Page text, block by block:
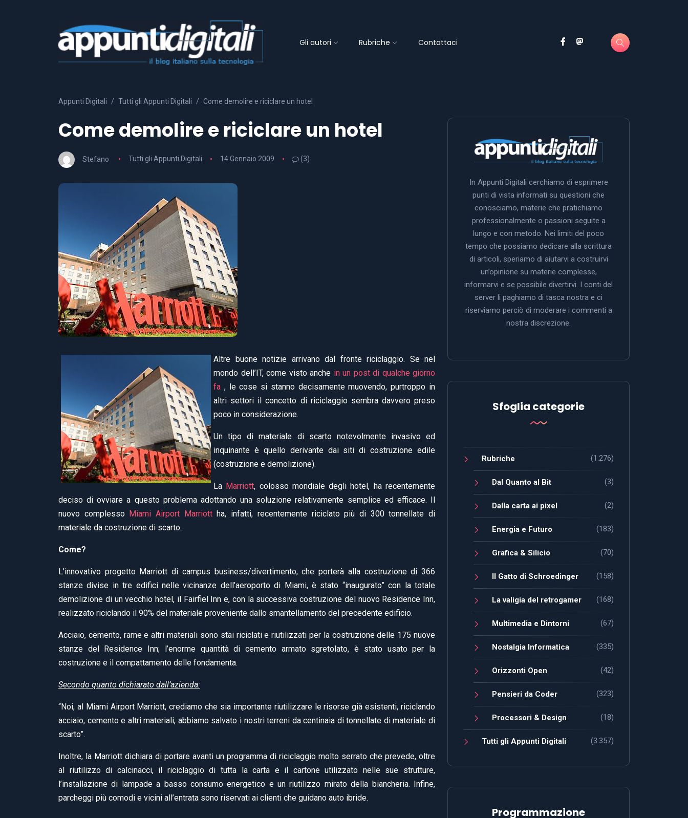
Gli autori Rubriche Contattaci
Appunti Digitali Tutti gli Appunti Digitali Come demolire e riciclare un hotel
Come demolire e riciclare un hotel
Stefano Tutti gli Appunti Digitali 14 Gennaio 2009 (3)
Altre buone notizie arrivano dal fronte riciclaggio. Se nel
mondo dell’IT, come visto anche in un post di qualche giorno
fa , le cose si stanno decisamente muovendo, purtroppo in
altri settori il concetto di riciclaggio sembra davvero preso
poco in considerazione.
Un tipo di materiale di scarto notevolmente invasivo ed
inquinante è quello derivante dai siti di costruzione edile
(costruzione e demolizione).
La Marriott, colosso mondiale degli hotel, ha recentemente
deciso di ovviare a questo problema adottando una soluzione relativamente semplice ed efficace. Il
nuovo complesso Miami Airport Marriottha, infatti, recentemente riciclato più di 300 tonnellate di
materiale da costruzione di scarto.
Come?
L’innovativo progetto Marriott di campus business/divertimento, che porterà alla costruzione di 366
stanze divise in tre edifici nelle vicinanze dell’aeroporto di Miami, è stato “inaugurato” con la totale
demolizione di un vecchio hotel, il Fairfiel Inn e, con la successiva costruzione del nuovo Residence Inn,
realizzato riciclando il 90% del materiale proveniente dallo smantellamento del precedente edificio.
Acciaio, cemento, rame e altri materiali sono stai riciclati e riutilizzati per la costruzione delle 175 nuove
stanze del Residence Inn; l’enorme quantità di cemento armato sgretolato, è stato usato per la
costruzione e il compattamento delle fondamenta.
Secondo quanto dichiarato dall’azienda:
“Noi, al Miami Airport Marriott, crediamo che sia importante riutilizzare le risorse già esistenti, riciclando
acciaio, cemento e altri materiali, abbiamo salvato i nostri terreni da centinaia di tonnellate di materiale di
scarto”.
Inoltre, la Marriott dichiara di portare avanti un programma di riciclaggio molto serrato che prevede, oltre
al riutilizzo di calcinacci, il riciclaggio di tutta la carta e il cartone utilizzato nelle sue strutture,
l’installazione di lampade a basso consumo energetico e un riutilizzo mirato della biancheria. Infine,
parcheggi più comodi e vicini all’entrata sono riservati ai clienti che guidano auto ibride.
In Appunti Digitali cerchiamo di esprimere
punti di vista informati su questioni che
conosciamo, materie che pratichiamo
professionalmente o passioni seguite a
lungo e con metodo. Nei limiti del poco
tempo che possiamo dedicare alla scrittura
di articoli, speriamo di aiutarvi a costruirvi
un’opinione su materie complesse,
informarvi e se possibile divertirvi. I conti del
server li paghiamo di tasca nostra e ci
riserviamo perciò di moderare i commenti a
nostra discrezione.
Sfoglia categorie
Rubriche (1.276)
Dal Quanto al Bit (3)
Dalla carta ai pixel (2)
Energia e Futuro (183)
Grafica & Silicio (70)
Il Gatto di Schroedinger (158)
La valigia del retrogamer (168)
Multimedia e Dintorni (67)
Nostalgia Informatica (335)
Orizzonti Open (42)
Pensieri da Coder (323)
Processori & Design (18)
Tutti gli Appunti Digitali (3.357)
Programmazione